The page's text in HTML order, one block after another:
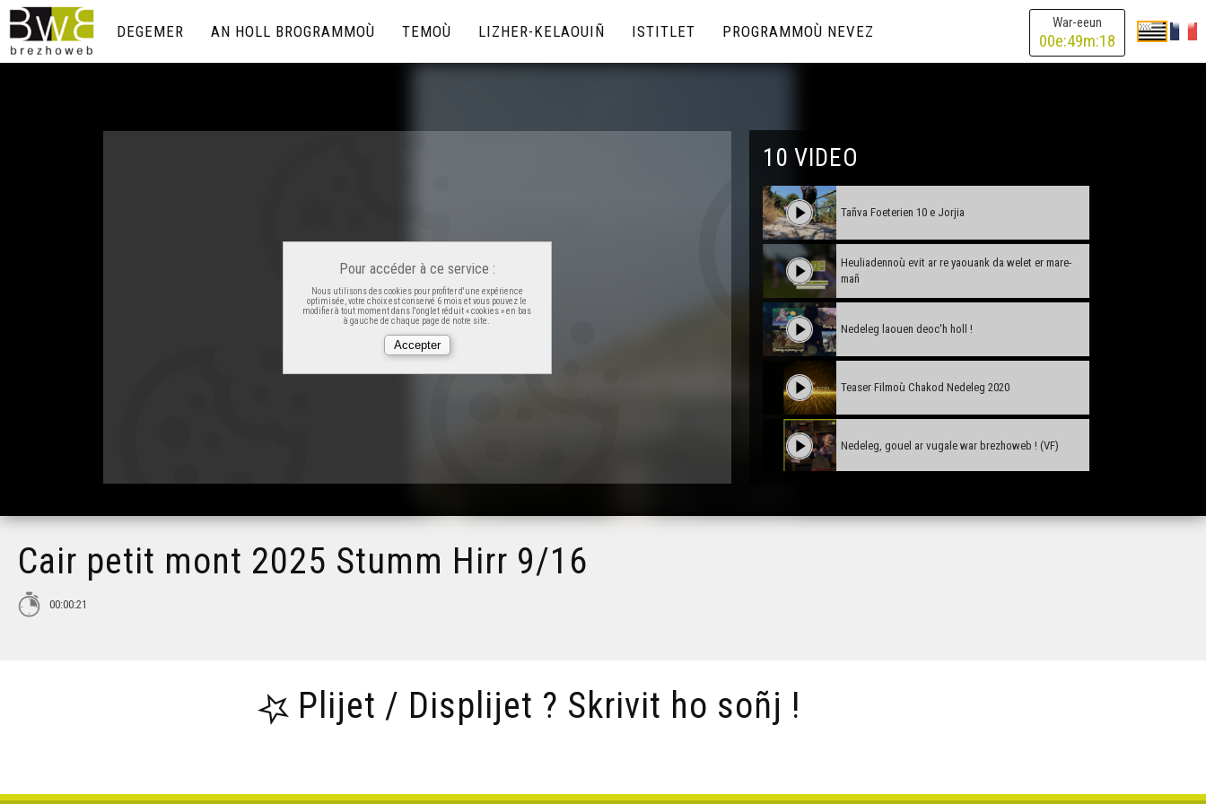
War-eeun
00e:49m:18
DEGEMER AN HOLL BROGRAMMOÙ TEMOÙ LIZHER-KELAOUIÑ ISTITLET PROGRAMMOÙ NEVEZ
Pour accéder à ce service :
Nous utilisons des cookies pour profiter d'une expérience
optimisée, votre choix est conservé 6 mois et vous pouvez le
modifier à tout moment dans l'onglet réduit « cookies » en bas
à gauche de chaque page de notre site.
10 VIDEO
Tañva Foeterien 10 e Jorjia
Heuliadennoù evit ar re yaouank da welet er mare-
mañ
Nedeleg laouen deoc'h holl !
Teaser Filmoù Chakod Nedeleg 2020
Nedeleg, gouel ar vugale war brezhoweb ! (VF)
Cair petit mont 2025 Stumm Hirr 9/16
00:00:21
Plijet / Displijet ? Skrivit ho soñj !